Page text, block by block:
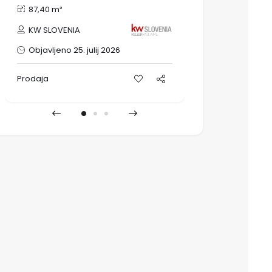
87,40 m²
KW SLOVENIA
Objavljeno 25. julij 2026
Prodaja